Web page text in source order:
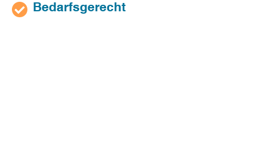
Bedarfsgerecht